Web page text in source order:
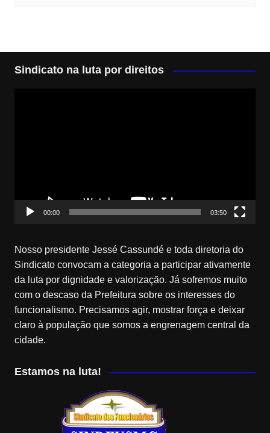
Sindicato na luta por direitos
00:00 03:50
Nosso presidente Jessé Cassundé e toda diretoria do
Sindicato convocam a categoria a participar ativamente
da luta por dignidade e valorização. Já sofremos muito
com o descaso da Prefeitura sobre os interesses do
funcionalismo. Precisamos agir, mostrar força e deixar
claro à população que somos a engrenagem central da
cidade.
Estamos na luta!